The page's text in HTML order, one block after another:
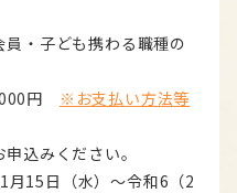
・子ども携わる職種の
円
※お支払い方法等
込みください。
月15日（水）～令和6（2